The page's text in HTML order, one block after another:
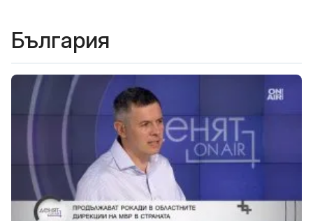
България